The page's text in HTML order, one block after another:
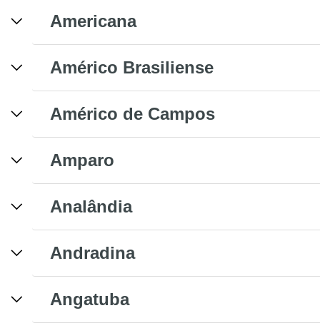
Americana
Américo Brasiliense
Américo de Campos
Amparo
Analândia
Andradina
Angatuba